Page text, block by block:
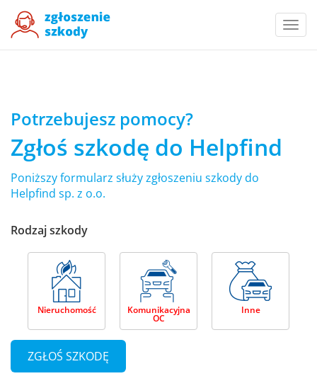
Potrzebujesz pomocy?
Zgłoś szkodę do Helpfind
Poniższy formularz służy zgłoszeniu szkody do
Helpfind sp. z o.o.
Rodzaj szkody
Nieruchomość Komunikacyjna
OC
Inne
ZGŁOŚ SZKODĘ